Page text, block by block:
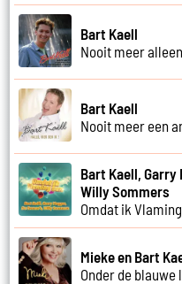
Bart Kaell
Nooit meer alleen
Bart Kaell
Nooit meer een
Bart Kaell, Garry
Willy Sommers
Omdat ik
Mieke en Bart
Onder de